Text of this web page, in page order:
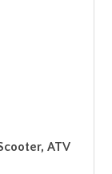
ATV